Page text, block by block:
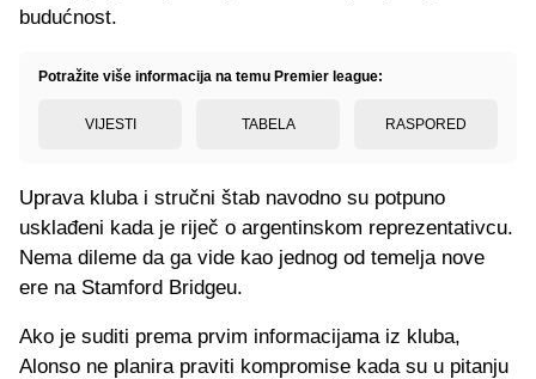
budućnost.
Potražite više informacija na temu Premier league:
VIJESTI TABELA RASPORED
Uprava kluba i stručni štab navodno su potpuno
usklađeni kada je riječ o argentinskom reprezentativcu.
Nema dileme da ga vide kao jednog od temelja nove
ere na Stamford Bridgeu.
Ako je suditi prema prvim informacijama iz kluba,
Alonso ne planira praviti kompromise kada su u pitanju